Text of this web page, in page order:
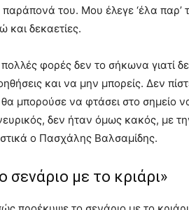
του. Μου έλεγε ‘έλα
και δεκαετίες.
φορές δεν το σήκωνα γιατί
και να μην μπορείς. Δεν
μπορούσε να φτάσει στο σημείο
δεν ήταν όμως κακός, με
ο Πασχάλης Βαλσαμίδης.
σενάριο με το κριάρι»